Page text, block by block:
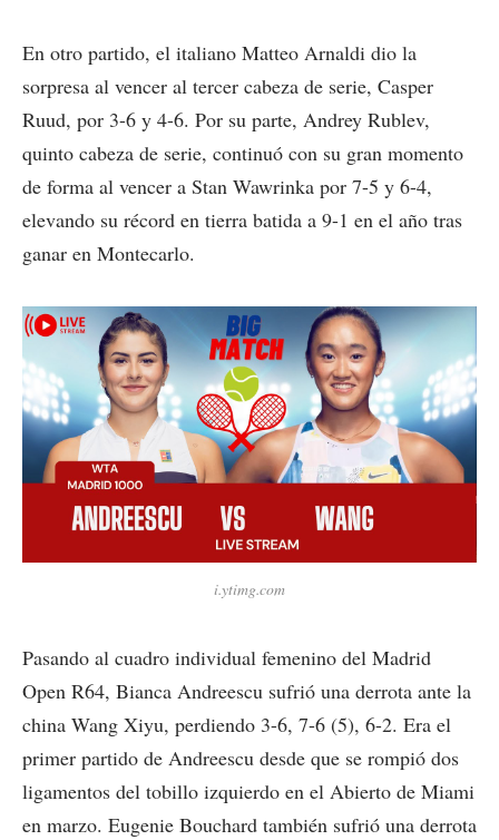
En otro partido, el italiano Matteo Arnaldi dio la
sorpresa al vencer al tercer cabeza de serie, Casper
Ruud, por 3-6 y 4-6. Por su parte, Andrey Rublev,
quinto cabeza de serie, continuó con su gran momento
de forma al vencer a Stan Wawrinka por 7-5 y 6-4,
elevando su récord en tierra batida a 9-1 en el año tras
ganar en Montecarlo.
i.ytimg.com
Pasando al cuadro individual femenino del Madrid
Open R64, Bianca Andreescu sufrió una derrota ante la
china Wang Xiyu, perdiendo 3-6, 7-6 (5), 6-2. Era el
primer partido de Andreescu desde que se rompió dos
ligamentos del tobillo izquierdo en el Abierto de Miami
en marzo. Eugenie Bouchard también sufrió una derrota